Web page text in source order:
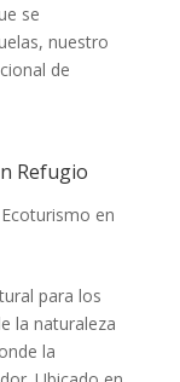
se
nuestro
de
Refugio
Ecoturismo en
para los
la naturaleza
la